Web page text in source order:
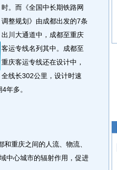
时。而《全国中长期铁路网
调整规划》由成都出发的7条
出川大通道中，成都至重庆
客运专线名列其中。成都至
重庆客运专线还在设计中，
全线长302公里，设计时速
年多。
重庆之间的人流、物流、
中心城市的辐射作用，促进